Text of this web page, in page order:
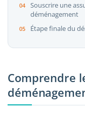
Souscrire une
déménagement
Étape finale du
Comprendre